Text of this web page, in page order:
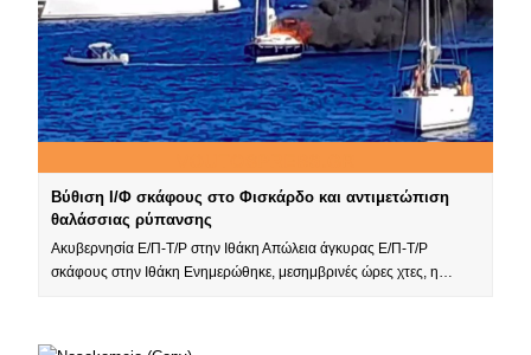
Βύθιση Ι/Φ σκάφους στο Φισκάρδο και αντιμετώπιση
θαλάσσιας ρύπανσης
Ακυβερνησία Ε/Π-Τ/Ρ στην Ιθάκη Απώλεια άγκυρας Ε/Π-Τ/Ρ
σκάφους στην Ιθάκη Ενημερώθηκε, μεσημβρινές ώρες χτες, η…